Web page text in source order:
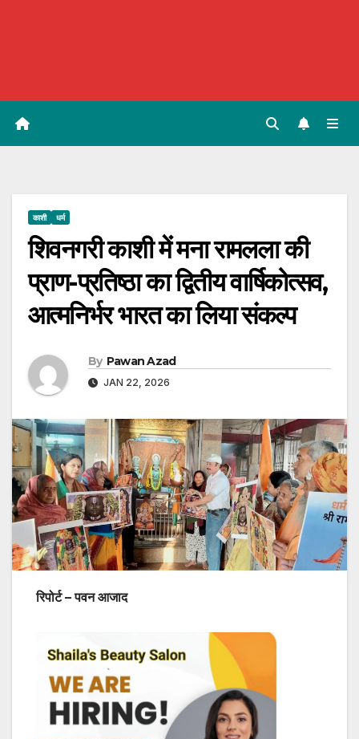
काशी धर्म
शिवनगरी काशी में मना रामलला की
प्राण-प्रतिष्ठा का द्वितीय वार्षिकोत्सव,
आत्मनिर्भर भारत का लिया संकल्प
By Pawan Azad
JAN 22, 2026
रिपोर्ट – पवन आजाद